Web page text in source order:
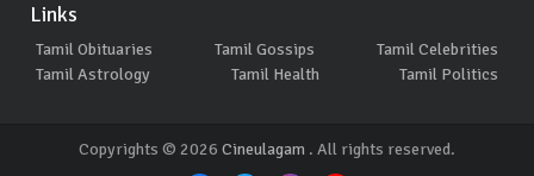
Links
Tamil Obituaries Tamil Gossips
Tamil Celebrities
Tamil Astrology
Tamil Health Tamil Politics
Copyrights © 2026 Cineulagam . All rights reserved.